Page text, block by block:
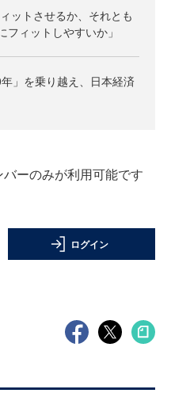
ットさせるか、それとも
フィットしやすいか」
年」を乗り越え、日本経済
ーのみが利用可能です
ログイン